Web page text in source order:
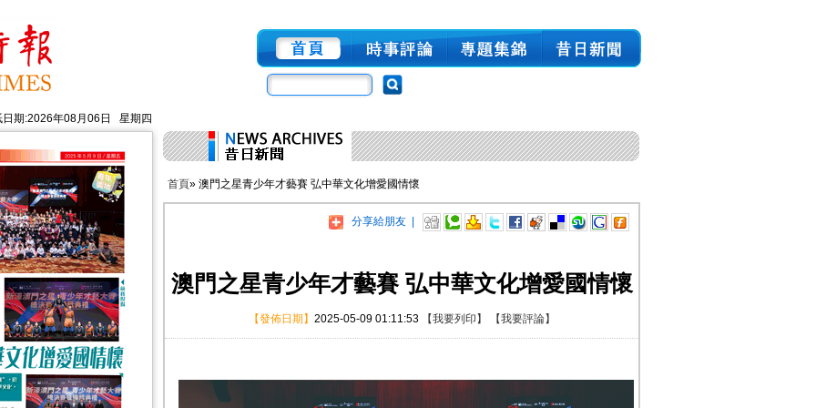
日期:2026年08月06日 星期四
首頁» 澳門之星青少年才藝賽 弘中華文化增愛國情懷
分享給朋友 |
澳門之星青少年才藝賽 弘中華文化增愛國情懷
【發佈日期】 2025-05-09 01:11:53 【我要列印】 【我要評論】